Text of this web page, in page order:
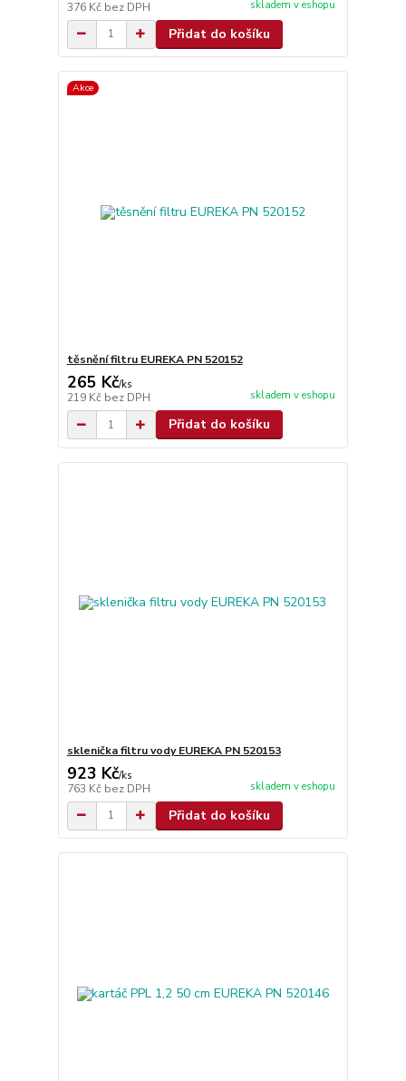
376 Kč bez DPH skladem v eshopu
Přidat do košíku
Akce
těsnění filtru EUREKA PN 520152
265 Kč/ks
219 Kč bez DPH skladem v eshopu
Přidat do košíku
sklenička filtru vody EUREKA PN 520153
923 Kč/ks
763 Kč bez DPH skladem v eshopu
Přidat do košíku